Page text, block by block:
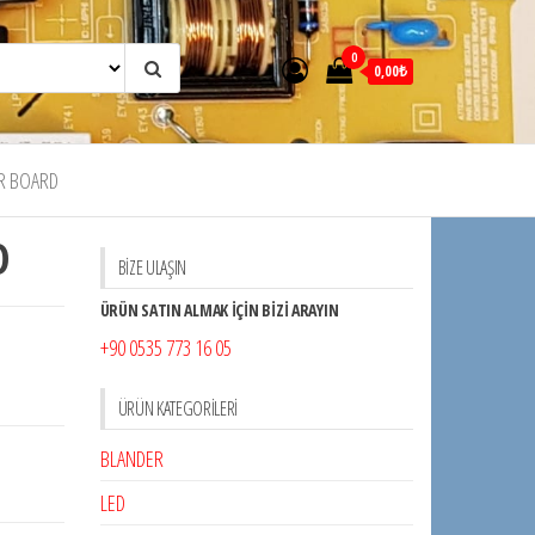
0
0,00₺
BOARD
BİZE ULAŞIN
ÜRÜN SATIN ALMAK İÇİN BİZİ ARAYIN
+90 0535 773 16 05
ÜRÜN KATEGORILERI
BLANDER
LED